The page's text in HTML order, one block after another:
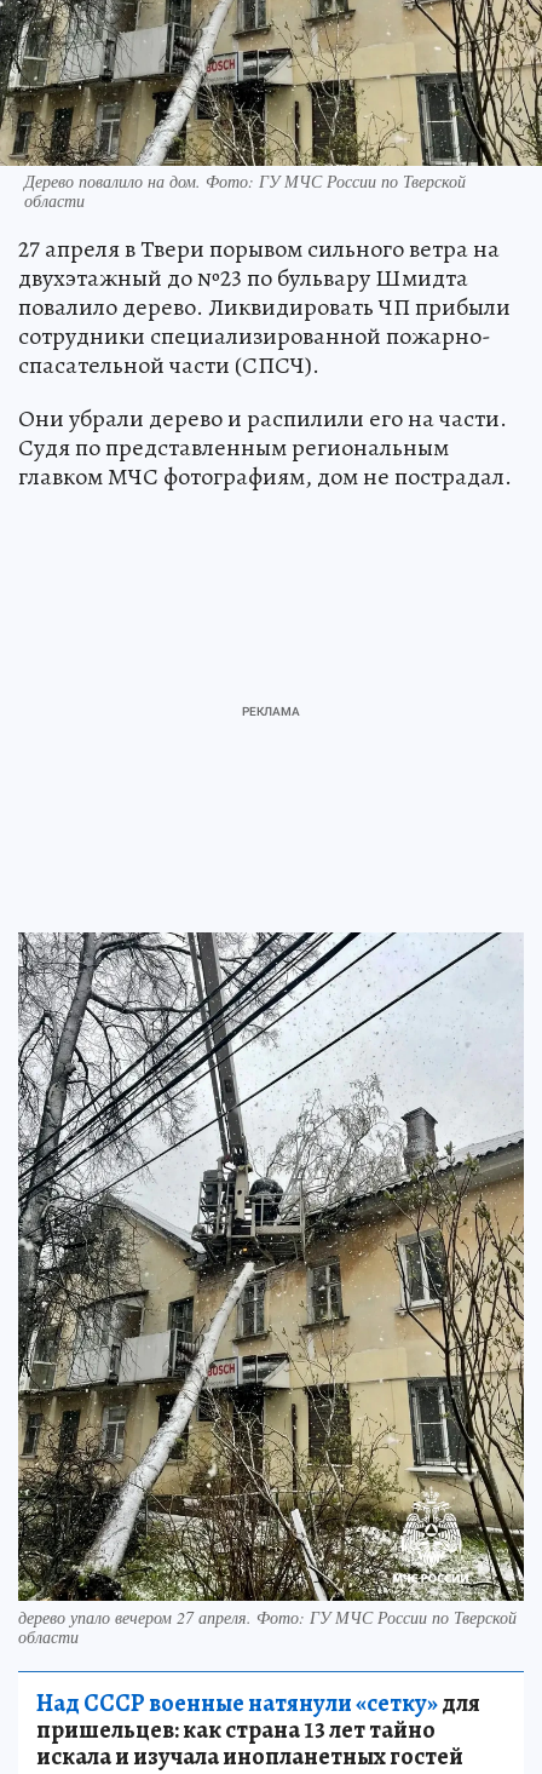
Дерево повалило на дом. Фото: ГУ МЧС России по Тверской
области
27 апреля в Твери порывом сильного ветра на
двухэтажный до №23 по бульвару Шмидта
повалило дерево. Ликвидировать ЧП прибыли
сотрудники специализированной пожарно-
спасательной части (СПСЧ).
Они убрали дерево и распилили его на части.
Судя по представленным региональным
главком МЧС фотографиям, дом не пострадал.
дерево упало вечером 27 апреля. Фото: ГУ МЧС России по Тверской
области
Над СССР военные натянули «сетку»для
пришельцев: как страна 13 лет тайно
искала и изучала инопланетных гостей